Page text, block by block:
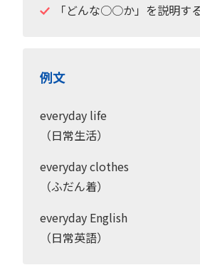
「どんな○○か」を説明す
例文
everyday life
（日常生活）
everyday clothes
（ふだん着）
everyday English
（日常英語）